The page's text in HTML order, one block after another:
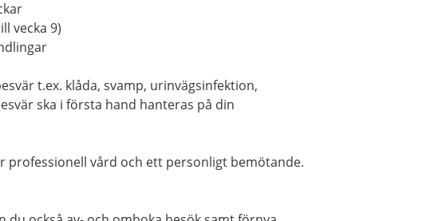
vecka 9)
t.ex. klåda, svamp, urinvägsinfektion,
ska i första hand hanteras på din
professionell vård och ett personligt bemötande.